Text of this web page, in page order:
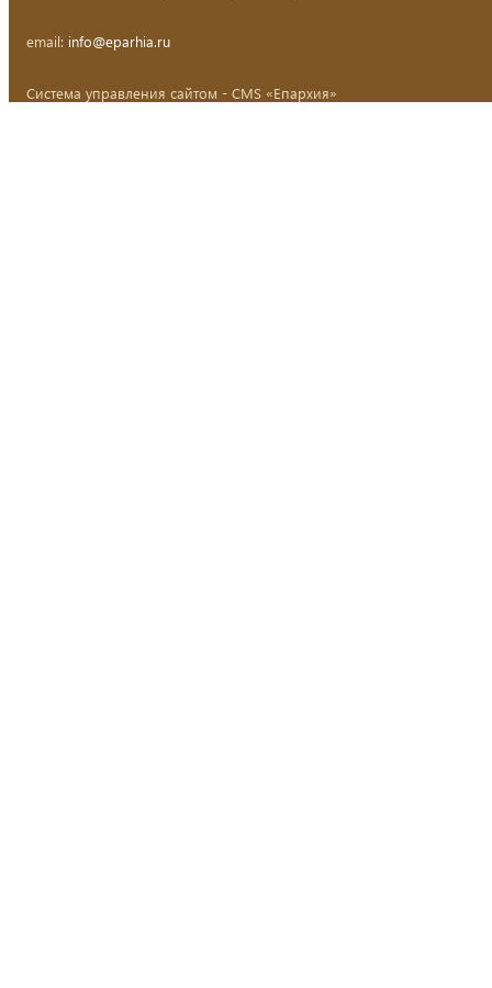
email: info@eparhia.ru
Система управления сайтом - CMS «Епархия»